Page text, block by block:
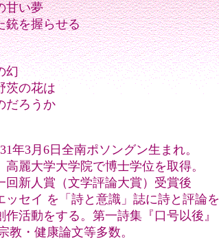
甘い夢
銃を握らせる
幻
茨の花は
だろうか
年3月6日全南ポソングン生まれ。
麗大学大学院で博士学位を取得。
回新人賞（文学評論大賞）受賞後
ッセイ を「詩と意識」誌に詩と評論を
活動をする。第一詩集『口号以後』
教・健康論文等多数。